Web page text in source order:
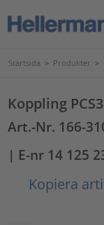
Startsida > Produkter >
Koppling
Art.-Nr. 166-
| E-nr 14 125
Kopiera